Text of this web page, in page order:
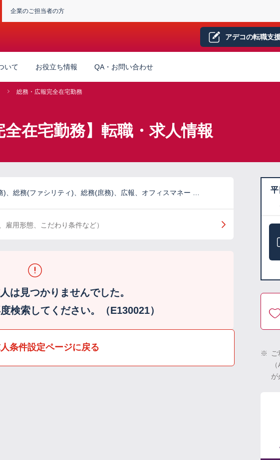
企業のご担当者の方
アデコの転職支
いて お役立ち情報 QA・お問い合わせ
総務・広報完全在宅勤務
全在宅勤務】転職・求人情報
、総務(ファシリティ)、総務(庶務)、広報、オフィスマネー …
雇用形態、こだわり条件など）
は見つかりませんでした。
検索してください。（E130021）
条件設定ページに戻る
平
※
が